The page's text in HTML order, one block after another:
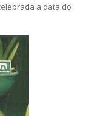
a data do